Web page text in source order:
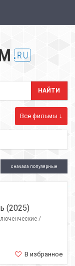
Все фильмы ↓
сначала популярные
(2025)
/
В избранное